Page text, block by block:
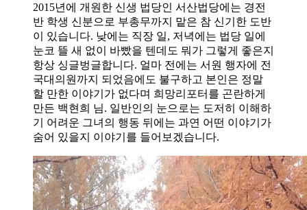
2015년에 개원한 신생 법당인 서산법당에는 경전
반 학생 신분으로 부총무까지 맡은 참 신기한 도반
이 있습니다. 낮에는 직장 일, 저녁에는 법당 일에
눈코 뜰 새 없이 바빴을 텐데도 뭐가 그렇게 좋은지
항상 싱글벙글합니다. 얼마 전에는 서원 행자에 전
국대의원까지 되었음에도 불구하고 본인은 정말
할 만한 이야기가 없다며 희망리포터를 곤란하게
만든 백현희 님. 일반인의 눈으로는 도저히 이해하
기 어려운 그녀의 행동 뒤에는 과연 어떤 이야기가
숨어 있을지 이야기를 들어보겠습니다.